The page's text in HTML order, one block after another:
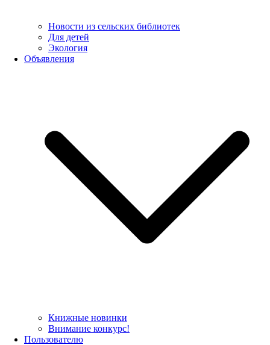
Новости из сельских библиотек
Для детей
Экология
Объявления
Книжные новинки
Внимание конкурс!
Пользователю